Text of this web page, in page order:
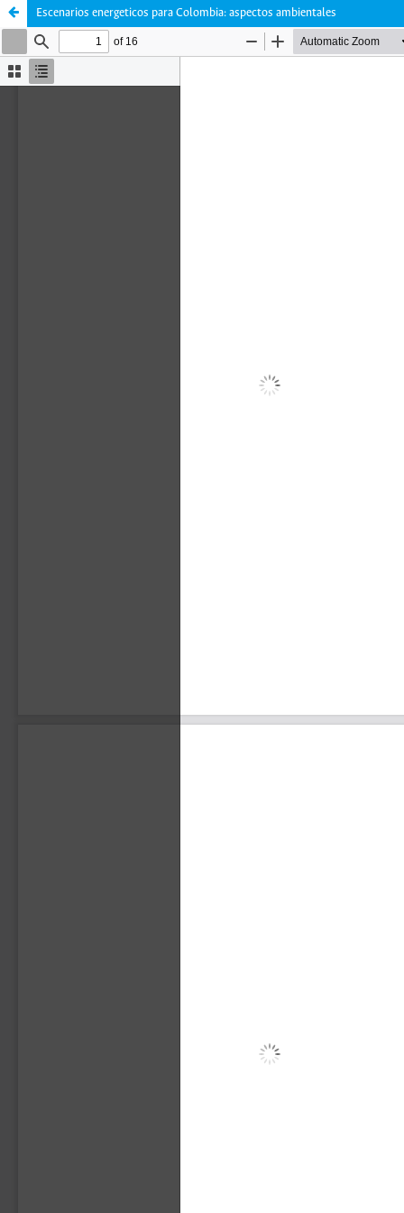
Escenarios energeticos para Colombia: aspectos ambientales